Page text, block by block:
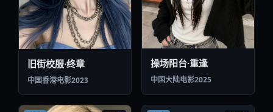
旧街校服·终章
中国香港电影2023
操场阳台·重逢
中国大陆电影2025